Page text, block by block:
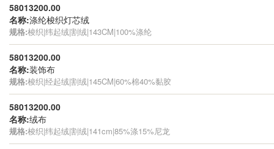
58013200.00
名称:涤纶梭织灯芯绒
规格:梭织|纬起绒|割绒|143CM|100%涤纶
58013200.00
名称:装饰布
规格:梭织|经起绒|割绒|145CM|60%棉40%黏胶
58013200.00
名称:绒布
规格:梭织|纬起绒|割绒|141cm|85%涤15%尼龙